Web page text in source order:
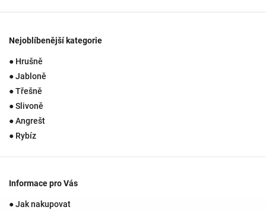
Nejoblíbenější kategorie
● Hrušně
● Jabloně
● Třešně
● Slivoně
● Angrešt
● Rybíz
Informace pro Vás
● Jak nakupovat